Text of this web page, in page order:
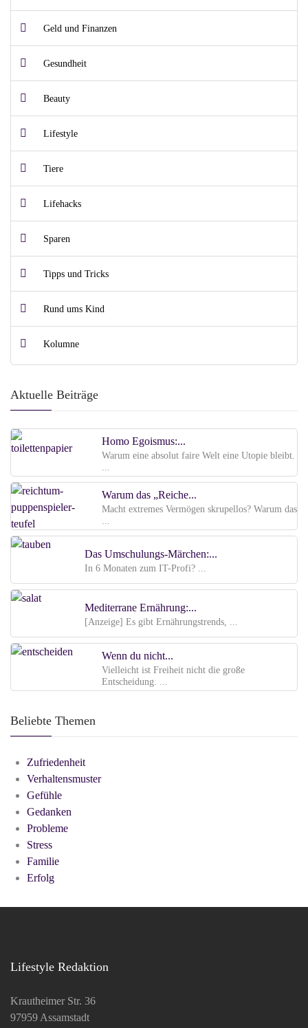
Geld und Finanzen
Gesundheit
Beauty
Lifestyle
Tiere
Lifehacks
Sparen
Tipps und Tricks
Rund ums Kind
Kolumne
Aktuelle Beiträge
Homo Egoismus:...
Warum eine absolut faire Welt eine Utopie bleibt.
Warum das „Reiche...
Macht extremes Vermögen skrupellos? Warum das
Das Umschulungs-Märchen:...
In 6 Monaten zum IT-Profi? ...
Mediterrane Ernährung:...
[Anzeige] Es gibt Ernährungstrends, ...
Wenn du nicht...
Vielleicht ist Freiheit nicht die große
Entscheidung. ...
Beliebte Themen
Zufriedenheit
Verhaltensmuster
Gefühle
Gedanken
Probleme
Stress
Familie
Erfolg
Lifestyle Redaktion
Krautheimer Str. 36
97959 Assamstadt